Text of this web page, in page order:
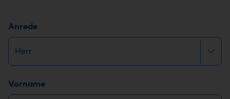
Anrede
Name*
Vorname